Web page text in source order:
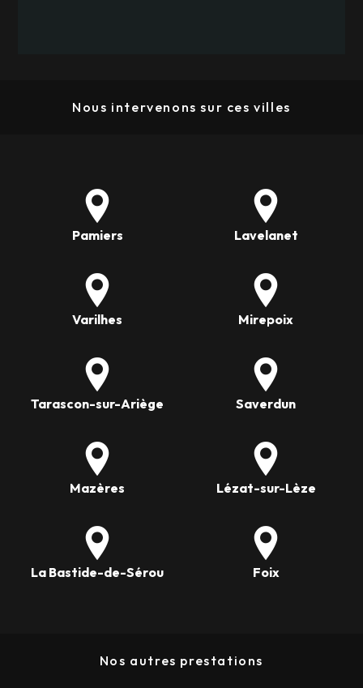
Nous intervenons sur ces villes
Pamiers Lavelanet
Varilhes Mirepoix
Tarascon-sur-Ariège Saverdun
Mazères Lézat-sur-Lèze
La Bastide-de-Sérou Foix
Nos autres prestations